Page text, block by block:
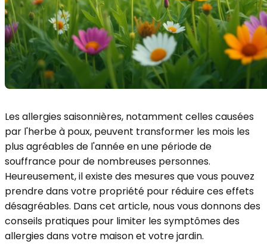
Les allergies saisonnières, notamment celles causées
par l'herbe à poux, peuvent transformer les mois les
plus agréables de l'année en une période de
souffrance pour de nombreuses personnes.
Heureusement, il existe des mesures que vous pouvez
prendre dans votre propriété pour réduire ces effets
désagréables. Dans cet article, nous vous donnons des
conseils pratiques pour limiter les symptômes des
allergies dans votre maison et votre jardin.